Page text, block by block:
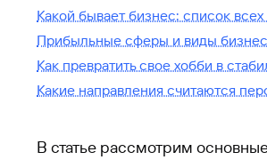
Какой бывает бизнес: список
Прибыльные сферы и виды
Как превратить свое хобби в
Какие направления считаются
В статье рассмотрим